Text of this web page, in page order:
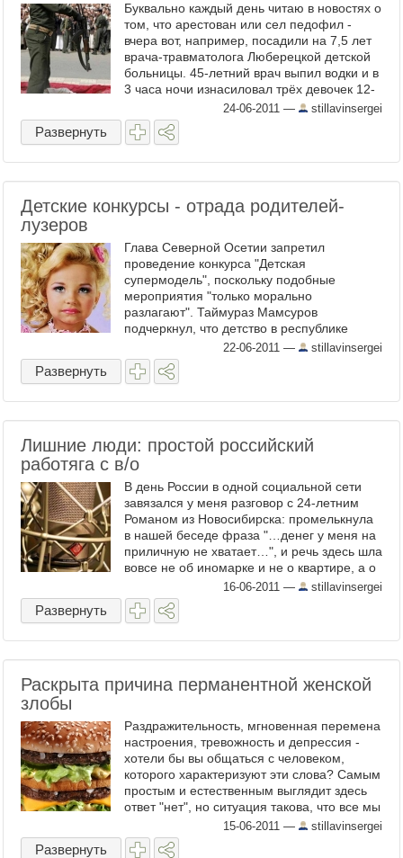
Буквально каждый день читаю в новостях о
том, что арестован или сел педофил -
вчера вот, например, посадили на 7,5 лет
врача-травматолога Люберецкой детской
больницы. 45-летний врач выпил водки и в
3 часа ночи изнасиловал трёх девочек 12-
24-06-2011 — stillavinsergei
Развернуть
Детские конкурсы - отрада родителей-
лузеров
Глава Северной Осетии запретил
проведение конкурса "Детская
супермодель", поскольку подобные
мероприятия "только морально
разлагают". Таймураз Мамсуров
подчеркнул, что детство в республике
находится под постоянным контролем
государства, что ...
22-06-2011 — stillavinsergei
Развернуть
Лишние люди: простой российский
работяга с в/о
В день России в одной социальной сети
завязался у меня разговор с 24-летним
Романом из Новосибирска: промелькнула
в нашей беседе фраза "…денег у меня на
приличную не хватает…", и речь здесь шла
вовсе не об иномарке и не о квартире, а о
женщинах! Мне ...16-06-2011 — stillavinsergei
Развернуть
Раскрыта причина перманентной женской
злобы
Раздражительность, мгновенная перемена
настроения, тревожность и депрессия -
хотели бы вы общаться с человеком,
которого характеризуют эти слова? Самым
простым и естественным выглядит здесь
ответ "нет", но ситуация такова, что все мы
15-06-2011 — stillavinsergei
Развернуть